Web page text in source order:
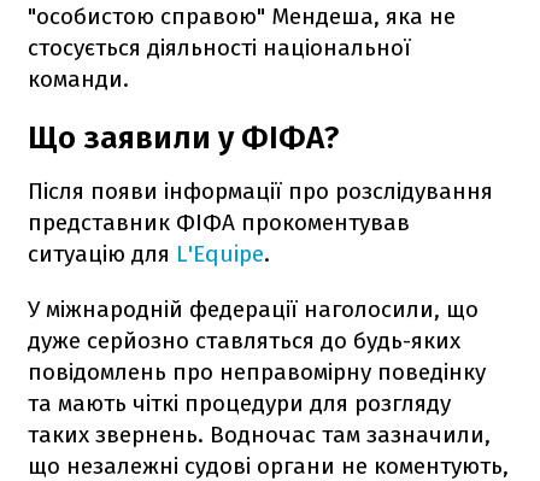
"особистою справою" Мендеша, яка не
стосується діяльності національної
команди.
Що заявили у ФІФА?
Після появи інформації про розслідування
представник ФІФА прокоментував
ситуацію для L'Equipe.
У міжнародній федерації наголосили, що
дуже серйозно ставляться до будь-яких
повідомлень про неправомірну поведінку
та мають чіткі процедури для розгляду
таких звернень. Водночас там зазначили,
що незалежні судові органи не коментують,